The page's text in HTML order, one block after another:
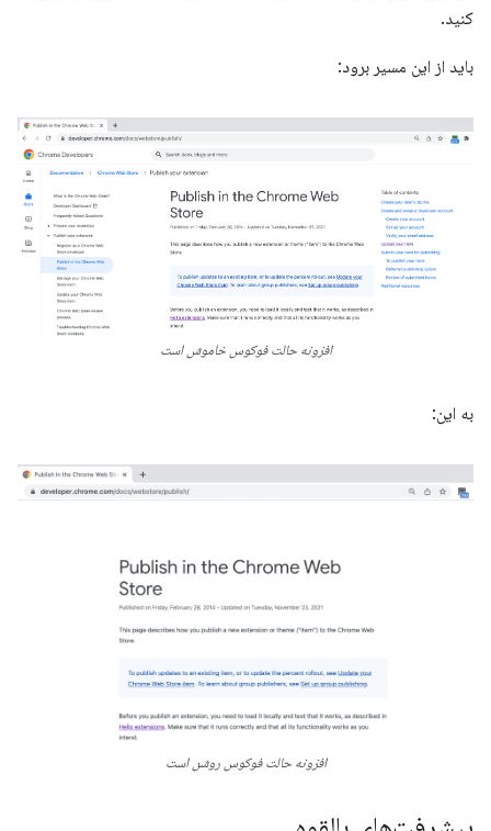
کنید.
باید از این مسیر برود:
افزونه حالت فوکوس خاموش است
به این:
افزونه حالت فوکوس روشن است